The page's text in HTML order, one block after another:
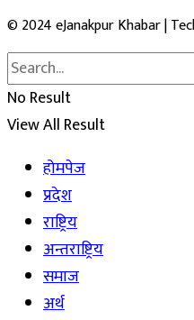
© 2024 eJanakpur Khabar |
No Result
View All Result
होमपेज
प्रदेश
राष्ट्रिय
अन्तराष्ट्रिय
समाज
अर्थ